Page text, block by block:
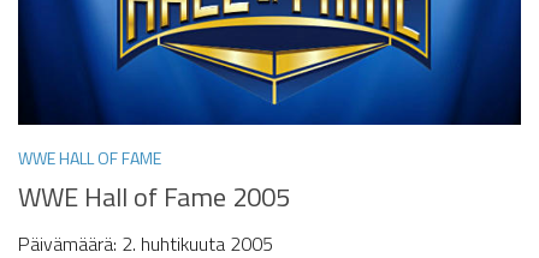
WWE HALL OF FAME
WWE Hall of Fame 2005
Päivämäärä: 2. huhtikuuta 2005